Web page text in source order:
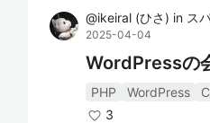
@ikeiral (ひさ) in ス
2025-04-04
WordPressの
PHP WordPress
3